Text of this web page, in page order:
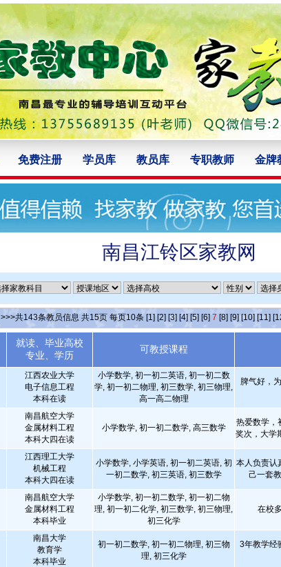
免费注册 学员库 教员库 专职教师 金牌
南昌江铃区家教网
>>>共143条教员信息 共15页 每页10条 [1] [2] [3] [4] [5] [6] 7 [8] [9] [10] [11]
就读、毕业高校
专业、学历
可教授课程
江西农业大学
电子信息工程
本科在读
小学数学, 初一初二英语, 初一初二数
学, 初一初二物理, 初三数学, 初三物理,
高一高二物理
脾气好，
南昌航空大学
金属材料工程
本科大四在读
小学数学, 初一初二数学, 高三数学
热爱数学，
奖次，大学
江西理工大学
机械工程
本科大四在读
小学数学, 小学英语, 初一初二英语, 初
一初二数学, 初三英语, 初三数学
本人负责认
己一套
南昌航空大学
金属材料工程
本科毕业
小学数学, 初一初二数学, 初一初二物
理, 初一初二化学, 初三数学, 初三物理,
初三化学
在校
南昌大学
教育学
本科毕业
初一初二数学, 初一初二物理, 初三物
理, 初三化学
3年教学经